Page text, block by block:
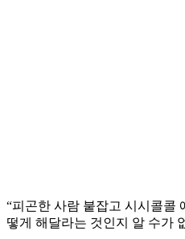
“피곤한 사람 붙잡고 시시콜콜
떻게 해달라는 것인지 알 수가